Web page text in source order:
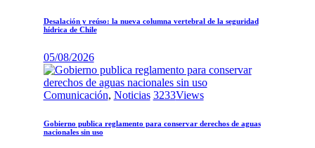
Desalación y reúso: la nueva columna vertebral de la seguridad
hídrica de Chile
05/08/2026
Comunicación, Noticias 3233Views
Gobierno publica reglamento para conservar derechos de aguas
nacionales sin uso